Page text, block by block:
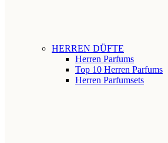
HERREN DÜFTE
Herren Parfums
Top 10 Herren Parfums
Herren Parfumsets